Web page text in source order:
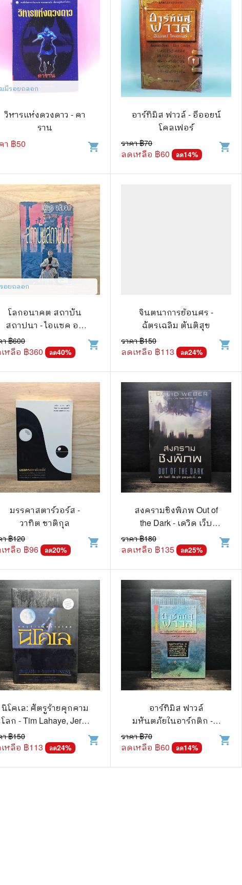
มีรอยถลอก
วิหารแห่งดวงดาว - คา
ราน
า ฿50 shopping_cart
อาร์ทิมิส ฟาวล์ - อีออยน์
โคลเฟอร์
ราคา ฿70
ลดเหลือ ฿60 ลด14%
shopping_cart
อยถลอก
โลกอนาคต สถาบัน
สถาปนา - ไอแซค อสิ
า ฿600
หลือ ฿360 ลด40%
shopping_cart
จินตนาการย้อนศร -
ฉัตรเฉลิม ตันติสุข
ราคา ฿150
ลดเหลือ ฿113 ลด24%
shopping_cart
มรรคาสตาร์วอร์ส -
วาทิต ชาติกุล
า ฿120
หลือ ฿96 ลด20%
shopping_cart
สงครามชิงพิภพ Out of
the Dark - เดวิด เว็บ
ราคา ฿180
ลดเหลือ ฿135 ลด25%
shopping_cart
นิโคเล: ศัตรูร้ายคุกคาม
โลก - Tim Lahaye, Jerry
B. Jennkins
า ฿150
หลือ ฿113 ลด24%
shopping_cart
อาร์ทิมิส ฟาวล์
มหันตภัยในอาร์กติก - อี
ออยน์ โคลเฟอร์
ราคา ฿70
ลดเหลือ ฿60 ลด14%
shopping_cart
🎲 Board Game
2️⃣ Used Board Game บอร์ดเกมมือ
สอง
🎉 Party
🧠 Strategy
♟️ Abstract
บอร์ดเกมแปลไทย
บอร์ดเกมโดยคนไทย
🎴 Card Sleeves ซองใส่การ์ด
Board Game
📅 สินค้าอื่นๆ
📒 สมุดบันทึก
🎥 ของสะสมจากหนังและการ์ตูน
📅 ปฏิทินเก่า
อื่นๆ